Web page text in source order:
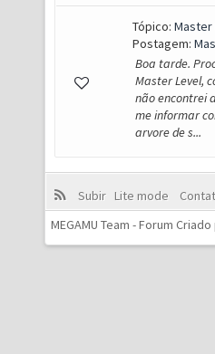
Tópico: Master
Postagem:
Boa tarde.
Master Level,
não encontrei
me informar
arvore de s...
Subir Lite mode
MEGAMU Team - Forum